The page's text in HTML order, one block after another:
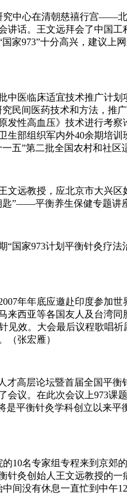
心在清朝慈禧行宫——北
话。王文远拜会了中国
家973”十分高兴，建议上
临床适宜技术推广计划
民间医药技术和方法，推
性高血压》技术进行考
部组织军内外40余期培
五”第二批全国农村和社区
远教授，应北京市大兴区
”——平衡养生保健专题讲
家973计划平衡针灸疗法
年年底应邀赴印度参加世
西亚等各国友人及台湾
见效。大会最后议程歌唱
（张宏雁）
高层论坛暨首届全国平衡
会议。在此次会议上973
平衡针灸学科创立以来
名专家组专程来到京郊
灸创始人王文远教授的
间没有休息一直忙到中午